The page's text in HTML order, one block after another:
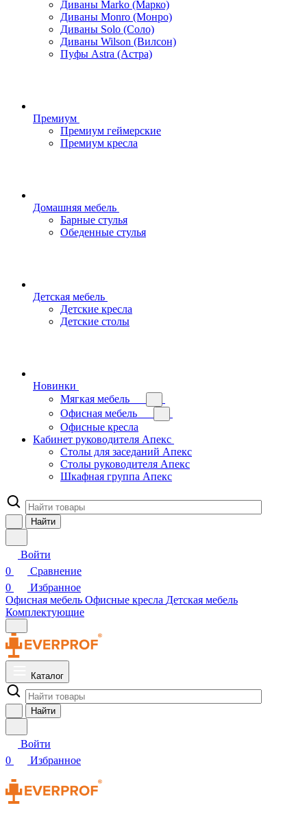
Диваны Marko (Марко)
Диваны Monro (Монро)
Диваны Solo (Соло)
Диваны Wilson (Вилсон)
Пуфы Astra (Астра)
Премиум
Премиум геймерские
Премиум кресла
Домашняя мебель
Барные стулья
Обеденные стулья
Детская мебель
Детские кресла
Детские столы
Новинки
Мягкая мебель
Офисная мебель
Офисные кресла
Кабинет руководителя Апекс
Столы для заседаний Апекс
Столы руководителя Апекс
Шкафная группа Апекс
Найти
Войти
0
Сравнение
0
Избранное
Офисная мебель Офисные кресла Детская мебель
Комплектующие
Каталог
Найти
Войти
0
Избранное